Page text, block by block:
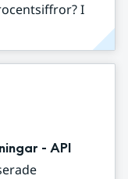
I
- API